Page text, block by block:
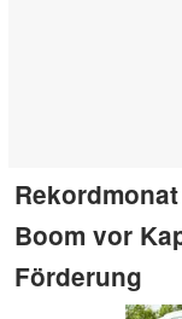
Boom vor
Förderung